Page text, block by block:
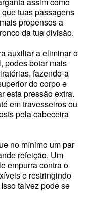
tuas passagens
propensos a
da tua divisão.
auxiliar a eliminar o
podes botar mais
fazendo-a
do corpo e
esta pressão extra.
em travesseiros ou
pela cabeceira
no mínimo um par
refeição. Um
empurra contra o
e restringindo
talvez pode se